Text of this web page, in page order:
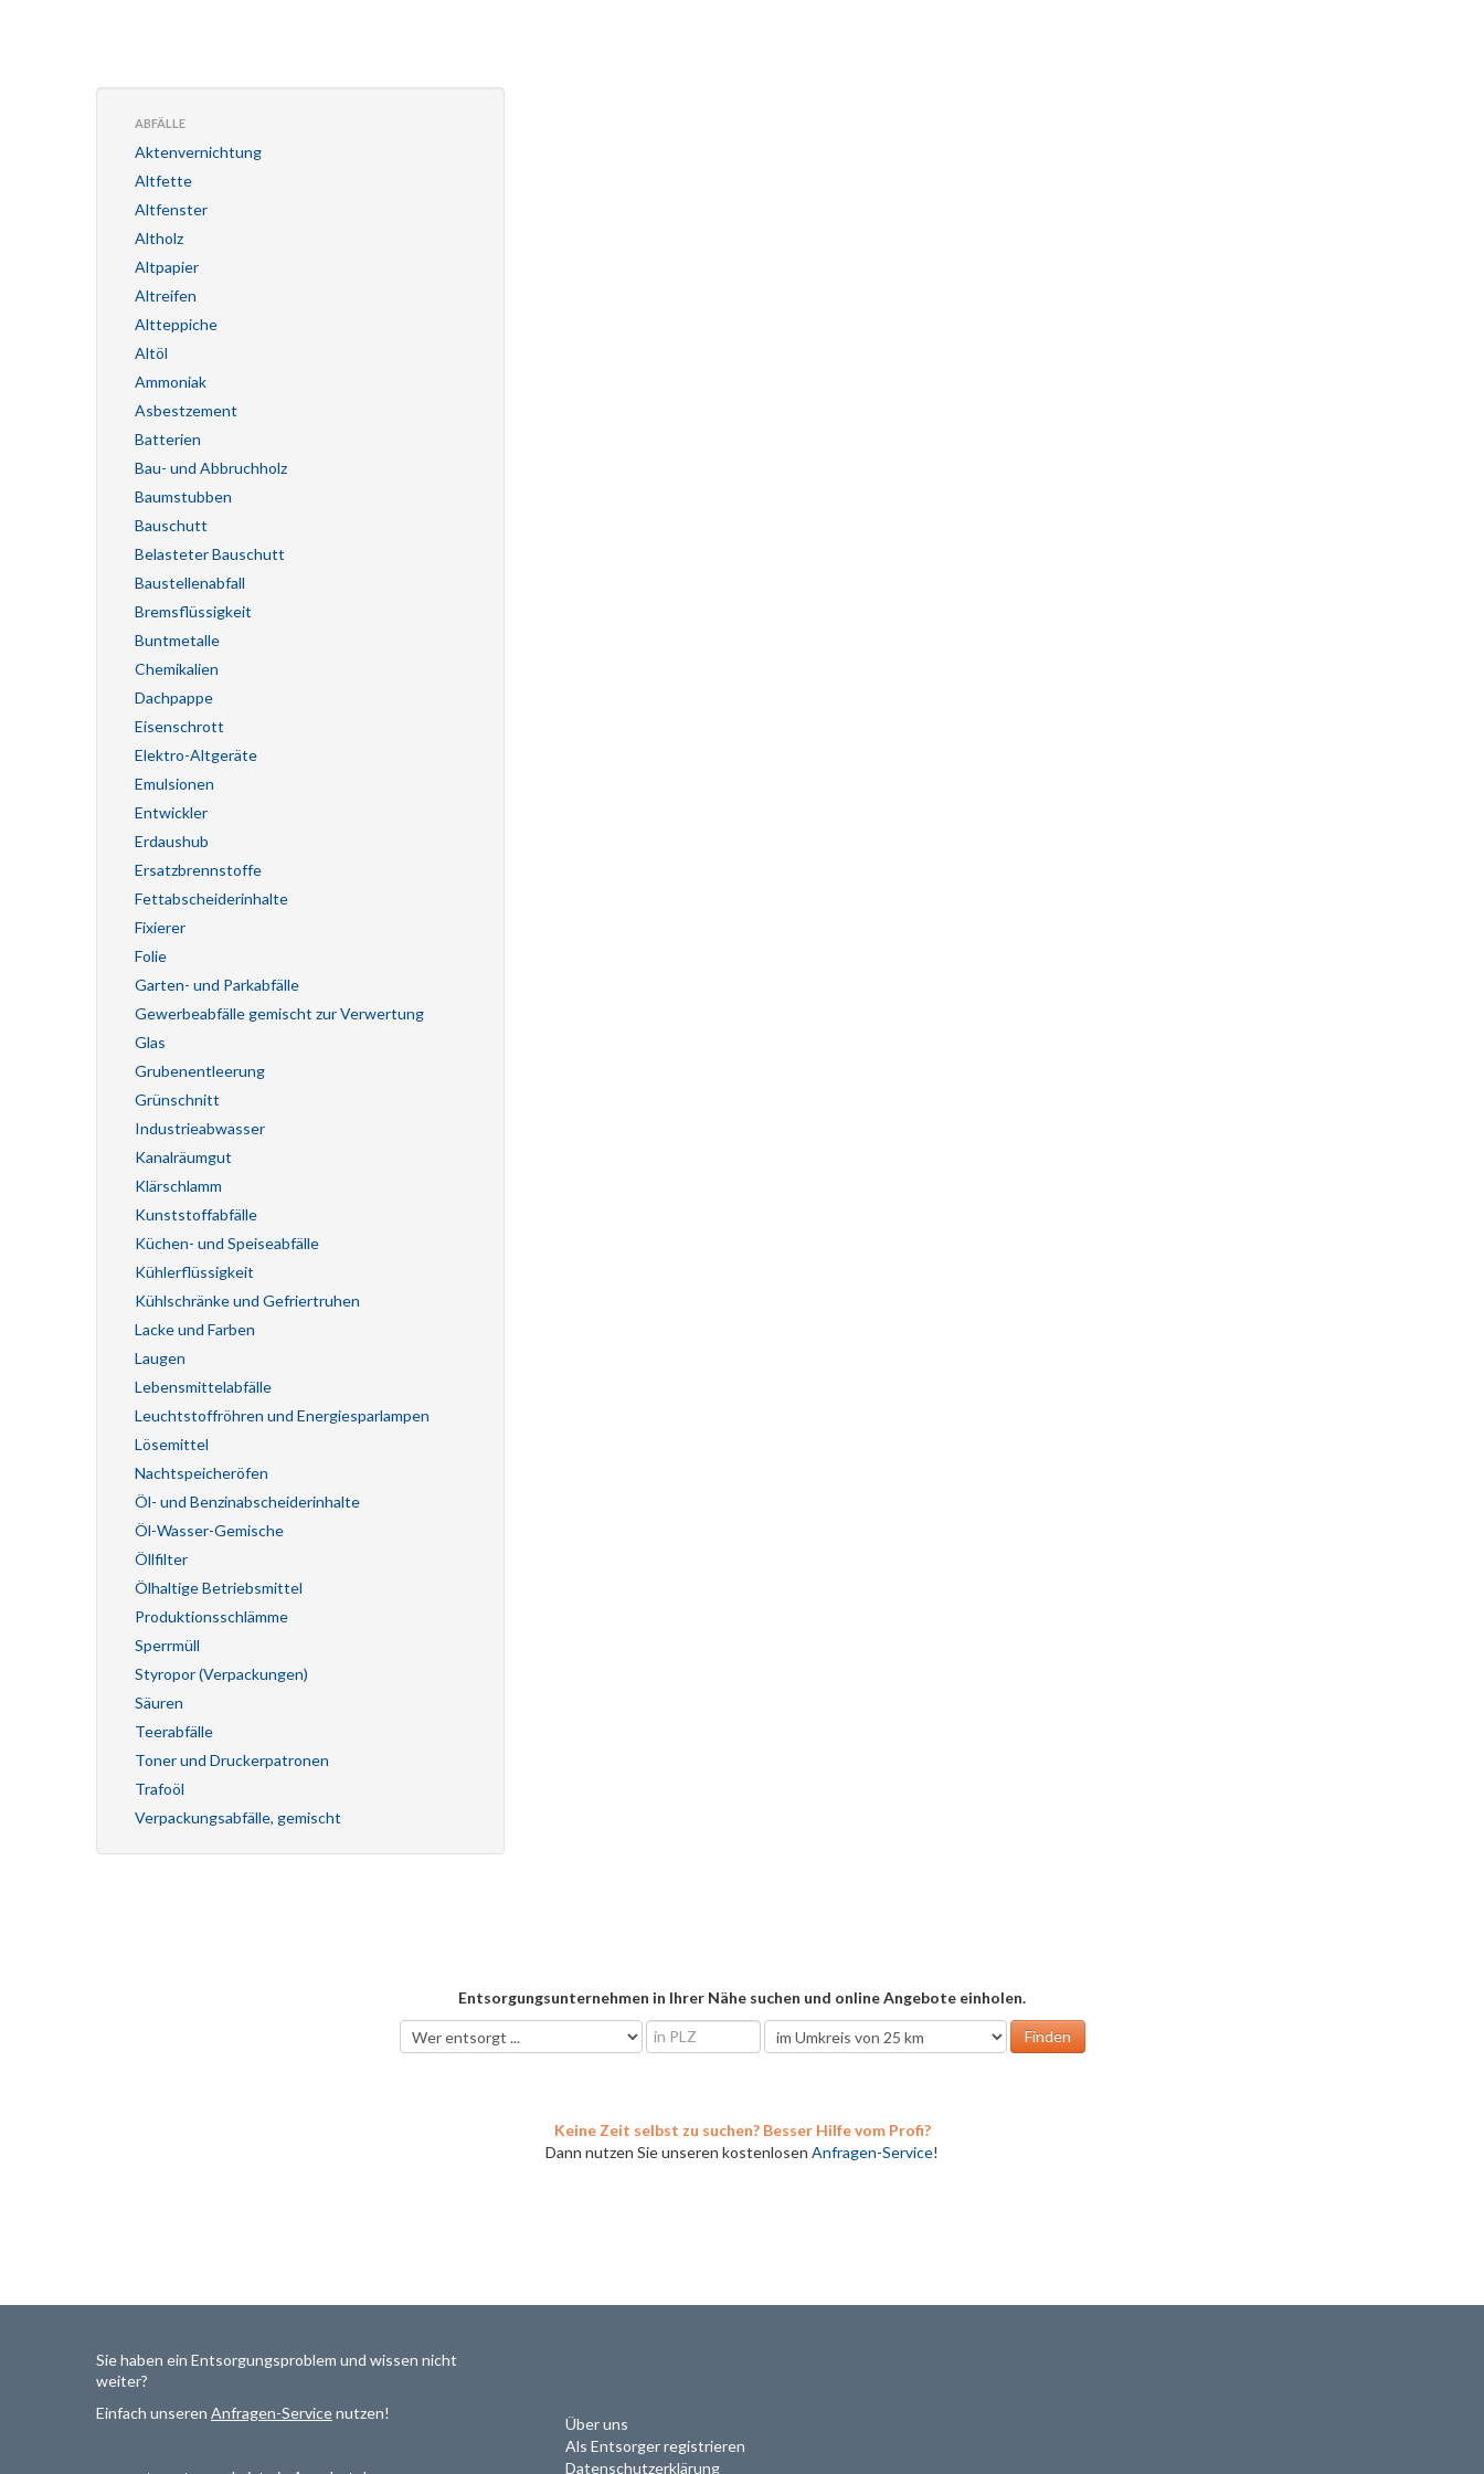
ABFÄLLE
Aktenvernichtung
Altfette
Altfenster
Altholz
Altpapier
Altreifen
Altteppiche
Altöl
Ammoniak
Asbestzement
Batterien
Bau- und Abbruchholz
Baumstubben
Bauschutt
Belasteter Bauschutt
Baustellenabfall
Bremsflüssigkeit
Buntmetalle
Chemikalien
Dachpappe
Eisenschrott
Elektro-Altgeräte
Emulsionen
Entwickler
Erdaushub
Ersatzbrennstoffe
Fettabscheiderinhalte
Fixierer
Folie
Garten- und Parkabfälle
Gewerbeabfälle gemischt zur Verwertung
Glas
Grubenentleerung
Grünschnitt
Industrieabwasser
Kanalräumgut
Klärschlamm
Kunststoffabfälle
Küchen- und Speiseabfälle
Kühlerflüssigkeit
Kühlschränke und Gefriertruhen
Lacke und Farben
Laugen
Lebensmittelabfälle
Leuchtstoffröhren und Energiesparlampen
Lösemittel
Nachtspeicheröfen
Öl- und Benzinabscheiderinhalte
Öl-Wasser-Gemische
Öllfilter
Ölhaltige Betriebsmittel
Produktionsschlämme
Sperrmüll
Styropor (Verpackungen)
Säuren
Teerabfälle
Toner und Druckerpatronen
Trafoöl
Verpackungsabfälle, gemischt
Entsorgungsunternehmen in Ihrer Nähe suchen und online Angebote einholen.
Keine Zeit selbst zu suchen? Besser Hilfe vom Profi?
Dann nutzen Sie unseren kostenlosen Anfragen-Service!
Sie haben ein Entsorgungsproblem und wissen nicht
weiter?
Einfach unseren Anfragen-Servicenutzen!
Über uns
Als Entsorger registrieren
Datenschutzerklärung